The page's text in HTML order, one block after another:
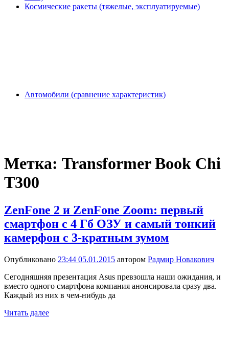
Космические ракеты (тяжелые, эксплуатируемые)
Автомобили (сравнение характеристик)
Метка: Transformer Book Chi
T300
ZenFone 2 и ZenFone Zoom: первый
смартфон с 4 Гб ОЗУ и самый тонкий
камерфон с 3-кратным зумом
Опубликовано 23:44 05.01.2015 автором Радмир Новакович
Сегодняшняя презентация Asus превзошла наши ожидания, и
вместо одного смартфона компания анонсировала сразу два.
Каждый из них в чем-нибудь да
Читать далее